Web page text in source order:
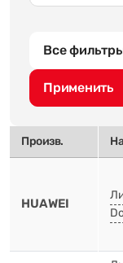
Все
Применить
Произв.
HUAWEI